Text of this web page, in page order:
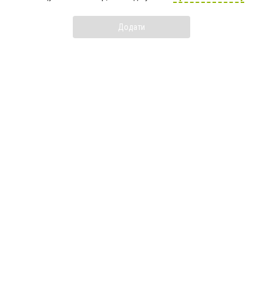
Додати